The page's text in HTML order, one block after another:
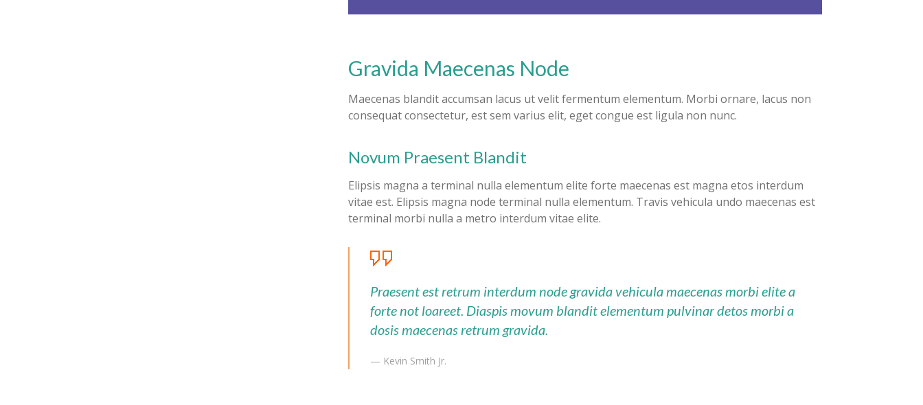
Gravida Maecenas Node
Maecenas blandit accumsan lacus ut velit fermentum elementum. Morbi ornare, lacus non
consequat consectetur, est sem varius elit, eget congue est ligula non nunc.
Novum Praesent Blandit
Elipsis magna a terminal nulla elementum elite forte maecenas est magna etos interdum
vitae est. Elipsis magna node terminal nulla elementum. Travis vehicula undo maecenas est
terminal morbi nulla a metro interdum vitae elite.
Praesent est retrum interdum node gravida vehicula maecenas morbi elite a
forte not loareet. Diaspis movum blandit elementum pulvinar detos morbi a
dosis maecenas retrum gravida.
— Kevin Smith Jr.